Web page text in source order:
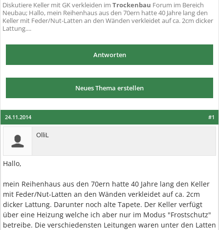
Diskutiere Keller mit GK verkleiden im Trockenbau Forum im Bereich
Neubau; Hallo, mein Reihenhaus aus den 70ern hatte 40 Jahre lang den
Keller mit Feder/Nut-Latten an den Wänden verkleidet auf ca. 2cm dicker
Lattung....
Antworten
Neues Thema erstellen
#1
24.11.2014
OlliL
Hallo,
mein Reihenhaus aus den 70ern hatte 40 Jahre lang den Keller
mit Feder/Nut-Latten an den Wänden verkleidet auf ca. 2cm
dicker Lattung. Darunter noch alte Tapete. Der Keller verfügt
über eine Heizung welche ich aber nur im Modus "Frostschutz"
betreibe. Die verschiedensten Leitungen waren unter den Latten